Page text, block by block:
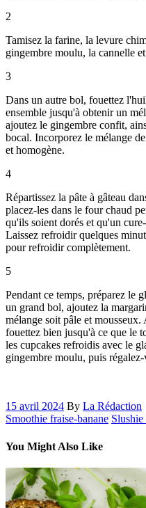
2
Tamisez la farine, la levure
gingembre moulu, la cannelle
3
Dans un autre bol, fouettez
ensemble jusqu'à obtenir un
ajoutez le gingembre confit,
bocal. Incorporez le mélange
et homogène.
4
Répartissez la pâte à gâteau
placez-les dans le four chaud
qu'ils soient dorés et qu'un
Laissez refroidir quelques
pour refroidir complètement.
5
Pendant ce temps, préparez le
un grand bol, ajoutez la
mélange soit pâle et
fouettez bien jusqu'à ce que le
les cupcakes refroidis avec le
gingembre moulu, puis régalez-
15 avril 2024 By La Rédaction
Smoothie fraise-banane Slushie
You Might Also Like